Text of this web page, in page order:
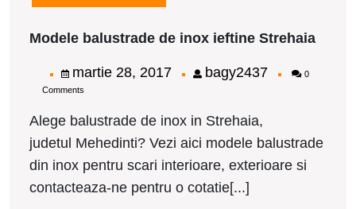
Modele balustrade de inox ieftine Strehaia
martie 28, 2017martie
2017
bagy2437bagy2437
0
Comments
Alege balustrade de inox in Strehaia,
judetul Mehedinti? Vezi aici modele balustrade
din inox pentru scari interioare, exterioare si
contacteaza-ne pentru o cotatie[...]